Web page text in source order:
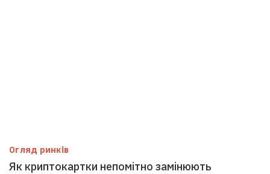
Огляд ринків
Як криптокартки непомітно замінюють